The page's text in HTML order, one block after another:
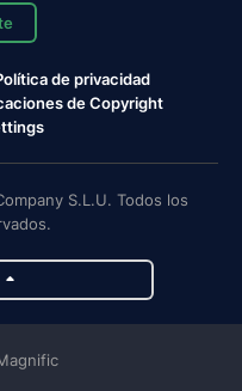
de privacidad
de Copyright
S.L.U. Todos los